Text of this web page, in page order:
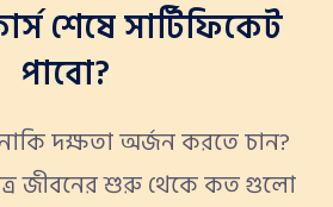
শেষে সার্টিফিকেট
পাবো?
নাকি দক্ষতা অর্জন করতে চান?
জীবনের শুরু থেকে কত গুলো